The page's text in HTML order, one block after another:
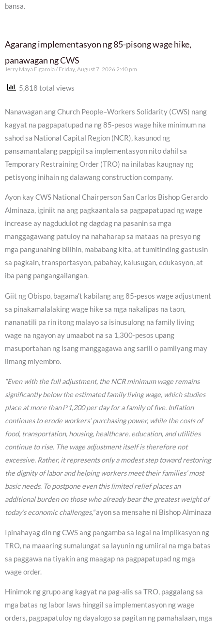
bansa.
Agarang implementasyon ng 85-pisong wage hike,
panawagan ng CWS
Jerry Maya Figarola Friday, August 7, 2026 2:40 pm
5,818 total views
Nanawagan ang Church People–Workers Solidarity (CWS) nang
kagyat na pagpapatupad na ng 85-pesos wage hike minimum na
sahod sa National Capital Region (NCR), kasunod ng
pansamantalang pagpigil sa implementasyon nito dahil sa
Temporary Restraining Order (TRO) na inilabas kaugnay ng
petisyong inihain ng dalawang construction company.
Ayon kay CWS National Chairperson San Carlos Bishop Gerardo
Alminaza, iginiit na ang pagkaantala sa pagpapatupad ng wage
increase ay nagdudulot ng dagdag na pasanin sa mga
manggagawang patuloy na nahaharap sa mataas na presyo ng
mga pangunahing bilihin, mababang kita, at tumitinding gastusin
sa pagkain, transportasyon, pabahay, kalusugan, edukasyon, at
iba pang pangangailangan.
Giit ng Obispo, bagama’t kabilang ang 85-pesos wage adjustment
sa pinakamalalaking wage hike sa mga nakalipas na taon,
nananatili pa rin itong malayo sa isinusulong na family living
wage na ngayon ay umaabot na sa 1,300-pesos upang
masuportahan ng isang manggagawa ang sarili o pamilyang may
limang miyembro.
“Even with the full adjustment, the NCR minimum wage remains
significantly below the estimated family living wage, which studies
place at more than ₱1,200 per day for a family of five. Inflation
continues to erode workers’ purchasing power, while the costs of
food, transportation, housing, healthcare, education, and utilities
continue to rise. The wage adjustment itself is therefore not
excessive. Rather, it represents only a modest step toward restoring
the dignity of labor and helping workers meet their families’ most
basic needs. To postpone even this limited relief places an
additional burden on those who already bear the greatest weight of
today’s economic challenges,”ayon sa mensahe ni Bishop Alminaza
Ipinahayag din ng CWS ang pangamba sa legal na implikasyon ng
TRO, na maaaring sumalungat sa layunin ng umiiral na mga batas
sa paggawa na tiyakin ang maagap na pagpapatupad ng mga
wage order.
Hinimok ng grupo ang kagyat na pag-alis sa TRO, paggalang sa
mga batas ng labor laws hinggil sa implementasyon ng wage
orders, pagpapatuloy ng dayalogo sa pagitan ng pamahalaan, mga